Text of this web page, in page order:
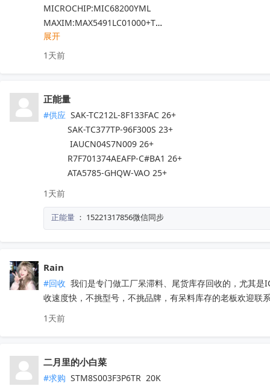
MICROCHIP:MIC68200YML
MAXIM:MAX5491LC01000+T
ADI:ADP7182AUJZ-R7
其他PN可沟通确认
展开
1天前
正能量
#供应 SAK-TC212L-8F133FAC 26+
          ATA5785-GHQW-VAO 25+
1天前
正能量 ： 15221317856微信同步
Rain
#回收 我们是专门做工厂呆滞料、尾货库存回收的，尤其
收速度快，不挑型号，不挑品牌，有呆料库存的老板欢迎联
1天前
二月里的小白菜
#求购 STM8S003F3P6TR  20K